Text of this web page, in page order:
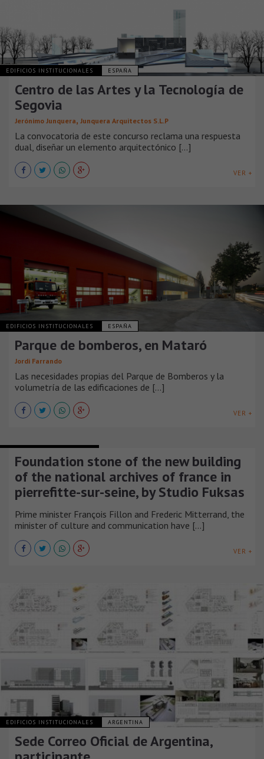
EDIFICIOS INSTITUCIONALES ESPAÑA
Centro de las Artes y la Tecnología de
Segovia
Jerónimo Junquera, Junquera Arquitectos S.L.P
La convocatoria de este concurso reclama una respuesta
dual, diseñar un elemento arquitectónico [...]
VER +
EDIFICIOS INSTITUCIONALES ESPAÑA
Parque de bomberos, en Mataró
Jordi Farrando
Las necesidades propias del Parque de Bomberos y la
volumetría de las edificaciones de [...]
VER +
Foundation stone of the new building
of the national archives of france in
pierrefitte-sur-seine, by Studio Fuksas
Prime minister François Fillon and Frederic Mitterrand, the
minister of culture and communication have [...]
VER +
EDIFICIOS INSTITUCIONALES ARGENTINA
Sede Correo Oficial de Argentina,